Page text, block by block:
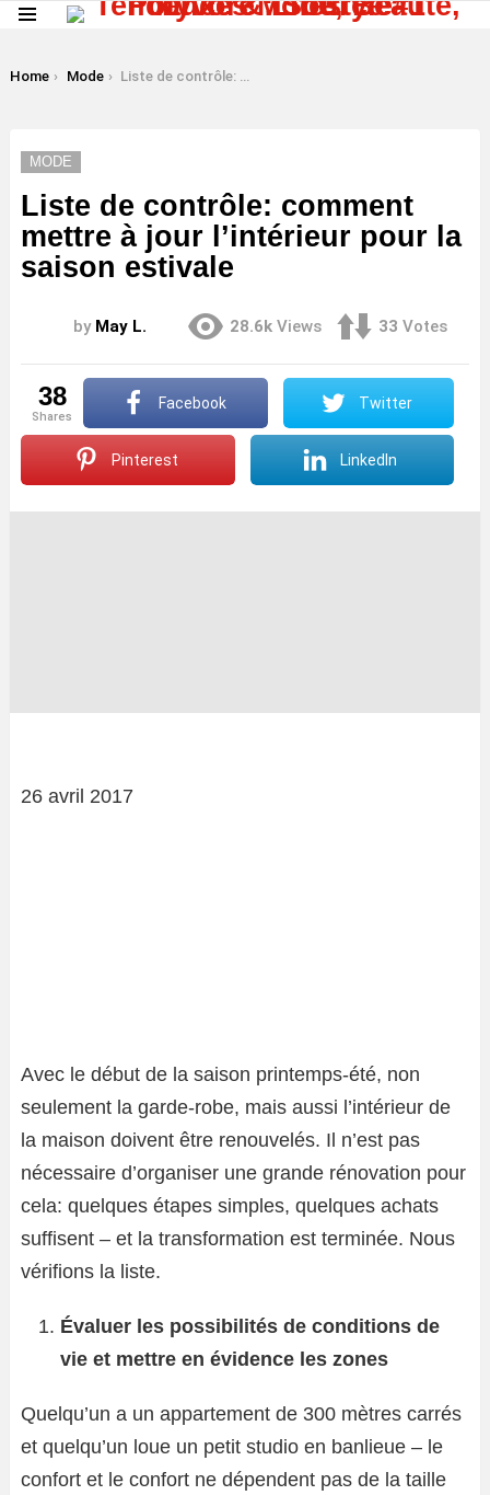
You are here:
Home Mode Liste de contrôle: comment mettre à jour l’intérieur pour la saison estivale
MODE
Liste de contrôle: comment
mettre à jour l’intérieur pour la
saison estivale
by May L. 28.6k Views 33 Votes
38
shares
Facebook Twitter
Pinterest LinkedIn
26 avril 2017
Avec le début de la saison printemps-été, non
seulement la garde-robe, mais aussi l’intérieur de
la maison doivent être renouvelés. Il n’est pas
nécessaire d’organiser une grande rénovation pour
cela: quelques étapes simples, quelques achats
suffisent – et la transformation est terminée. Nous
vérifions la liste.
Évaluer les possibilités de conditions de
vie et mettre en évidence les zones
Quelqu’un a un appartement de 300 mètres carrés
et quelqu’un loue un petit studio en banlieue – le
confort et le confort ne dépendent pas de la taille